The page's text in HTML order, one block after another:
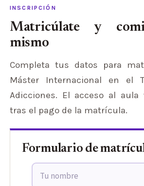
INSCRIPCIÓN
Matricúlate y
mismo
Completa tus datos para
Máster Internacional en el
Adicciones. El acceso al
tras el pago de la matrícula.
Formulario de